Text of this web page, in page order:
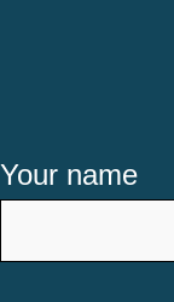
Your name